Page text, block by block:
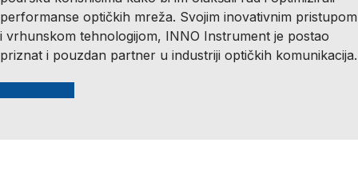
performanse optičkih mreža. Svojim inovativnim pristupom
i vrhunskom tehnologijom, INNO Instrument je postao
priznat i pouzdan partner u industriji optičkih komunikacija.